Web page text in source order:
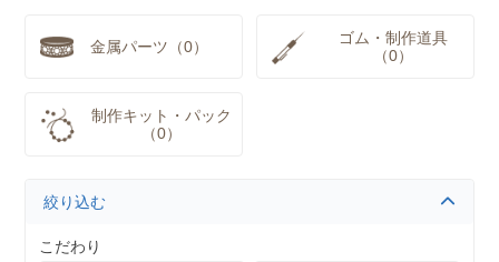
金属パーツ（0）
ゴム・制作道具
（0）
制作キット・パック
（0）
絞り込む
こだわり